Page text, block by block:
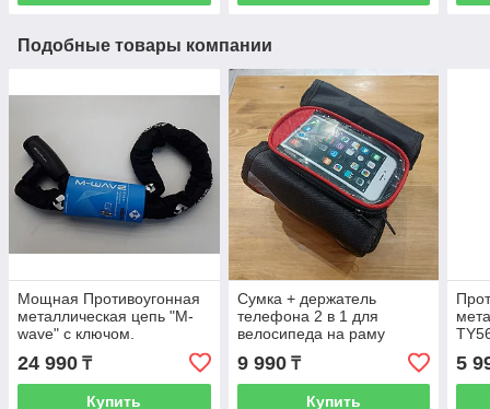
Подобные товары компании
Мощная Противоугонная
металлическая цепь "M-
wave" с ключом.
Немецкий бренд. Металл
1 см. в толщину.
24 990 ₸
Купить
Сумка + держатель
телефона 2 в 1 для
велосипеда на раму
смартфон. Черно-
красная.
9 990₸
Купить
5